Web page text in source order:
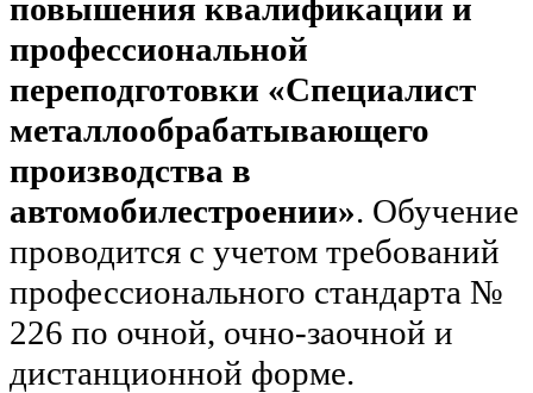
повышения квалификации и
профессиональной
переподготовки «Специалист
металлообрабатывающего
производства в
автомобилестроении». Обучение
проводится с учетом требований
профессионального стандарта №
226 по очной, очно-заочной и
дистанционной форме.